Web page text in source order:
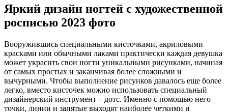
Яркий дизайн ногтей с художественной
росписью 2023 фото
Вооружившись специальными кисточками, акриловыми
красками или обычными лаками практически каждая девушка
может украсить свои ногти уникальными рисунками, начиная
от самых простых и заканчивая более сложными и
вычурными. Чтобы выполнение рисунков давалось еще более
легко, вместо кисточек можно использовать специальный
дизайнерский инструмент – дотс. Именно с помощью него
точки, линии и запятые выходят наиболее четкими и